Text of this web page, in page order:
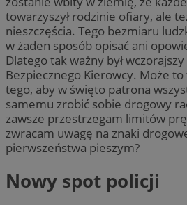
towarzyszył rodzinie ofiary, ale
nieszczęścia. Tego bezmiaru
w żaden sposób opisać ani
Dlatego tak ważny był
Bezpiecznego Kierowcy. Może
tego, aby w święto patrona
samemu zrobić sobie drogowy
zawsze przestrzegam limitów
zwracam uwagę na znaki
pierwszeństwa pieszym?
Nowy spot policji